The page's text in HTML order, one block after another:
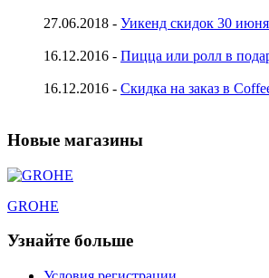
27.06.2018 - Уикенд скидок 30
16.12.2016 - Пицца или ролл в
16.12.2016 - Скидка на заказ в
Новые магазины
GROHE
Узнайте больше